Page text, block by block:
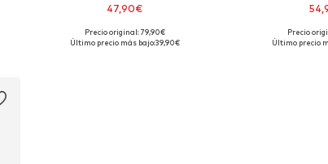
47,90€
+1
Tallas disponibles: L, XL
Precio original: 79,90€
Último precio más bajo:39,90€
Tallas
Precio
Último precio